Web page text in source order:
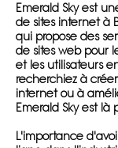
Emerald Sky est
de sites internet à
qui propose des
de sites web pour
et les utilisateurs
recherchiez à
internet ou à
Emerald Sky est là
L'importance